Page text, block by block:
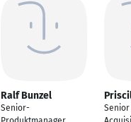
Ralf Bunzel
Senior-